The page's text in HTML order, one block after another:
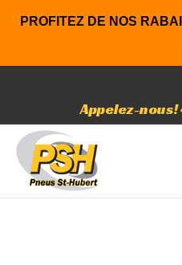
PROFITEZ DE NOS
Appelez-